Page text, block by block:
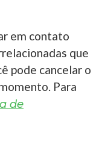
em contato
que
pode cancelar o
Para
de